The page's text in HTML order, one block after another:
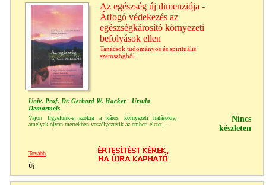
Az egészség új dimenziója -
Átfogó védekezés az
egészségkárosító környezeti
befolyások ellen
Tanácsok tudományos és spirituális
szemszögből.
Univ. Prof. Dr. Gerhard W. Hacker - Ursula
Demarmels
Vajon figyelünk-e azokra a káros környezeti hatásokra,
amelyek olyan mértékben veszélyeztetik az emberi életet, ..
Nincs
készleten
Tovább
Új